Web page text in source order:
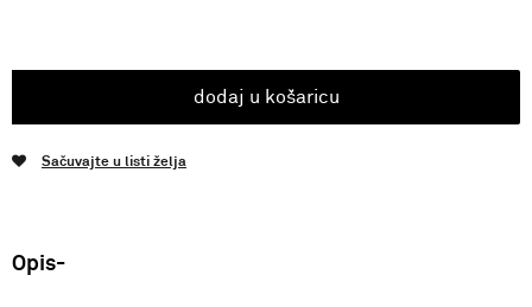
dodaj u košaricu
Sačuvajte u listi želja
Opis